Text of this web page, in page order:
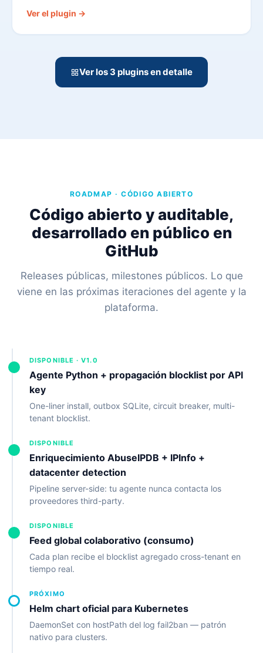
Ver el plugin →
Ver los 3 plugins en detalle
ROADMAP · CÓDIGO ABIERTO
Código abierto y auditable,
desarrollado en público en
GitHub
Releases públicas, milestones públicos. Lo que
viene en las próximas iteraciones del agente y la
plataforma.
DISPONIBLE · V1.0
Agente Python + propagación blocklist por API
key
One-liner install, outbox SQLite, circuit breaker, multi-
tenant blocklist.
DISPONIBLE
Enriquecimiento AbuseIPDB + IPInfo +
datacenter detection
Pipeline server-side: tu agente nunca contacta los
proveedores third-party.
DISPONIBLE
Feed global colaborativo (consumo)
Cada plan recibe el blocklist agregado cross-tenant en
tiempo real.
PRÓXIMO
Helm chart oficial para Kubernetes
DaemonSet con hostPath del log fail2ban — patrón
nativo para clusters.